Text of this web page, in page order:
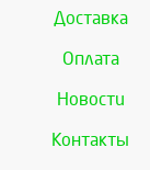
Доставка
Оплата
Новости
Контакты